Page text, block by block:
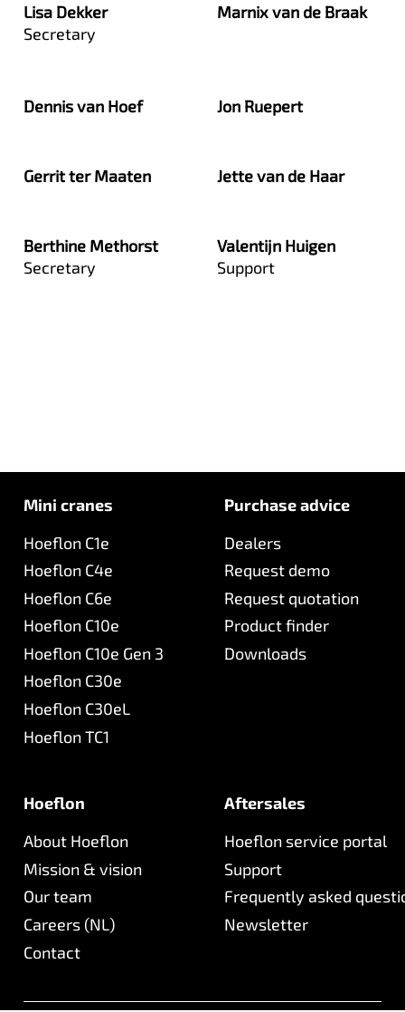
Lisa Dekker
Secretary
Marnix van de Braak
Dennis van Hoef Jon Ruepert
Gerrit ter Maaten Jette van de Haar
Berthine Methorst
Secretary
Valentijn Huigen
Support
Mini cranes
Hoeflon C1e
Hoeflon C4e
Hoeflon C6e
Hoeflon C10e
Hoeflon C10e Gen 3
Hoeflon C30e
Hoeflon C30eL
Hoeflon TC1
Purchase advice
Dealers
Request demo
Request quotation
Product finder
Downloads
Hoeflon
About Hoeflon
Mission & vision
Our team
Careers (NL)
Contact
Aftersales
Hoeflon service portal
Support
Frequently asked
Newsletter